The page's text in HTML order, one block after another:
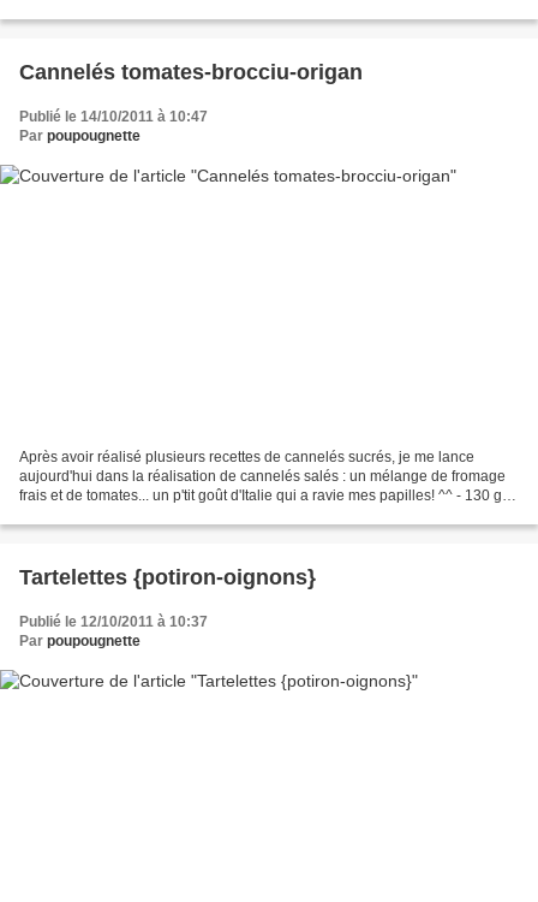
Cannelés tomates-brocciu-origan
Publié le 14/10/2011 à 10:47
Par poupougnette
Après avoir réalisé plusieurs recettes de cannelés sucrés, je me lance
aujourd'hui dans la réalisation de cannelés salés : un mélange de fromage
frais et de tomates... un p'tit goût d'Italie qui a ravie mes papilles! ^^ - 130 g
Tartelettes {potiron-oignons}
Publié le 12/10/2011 à 10:37
Par poupougnette